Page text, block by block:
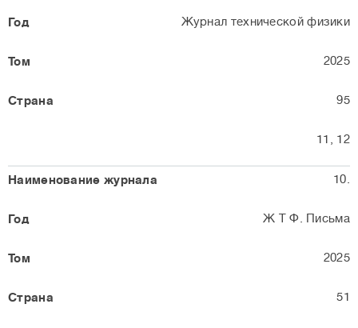
Журнал технической физики
2025
95
11, 12
10.
Ж Т Ф. Письма
2025
51